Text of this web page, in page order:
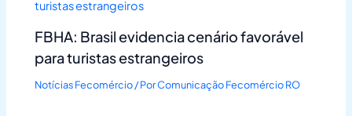
FBHA: Brasil evidencia cenário favorável
para turistas estrangeiros
Notícias Fecomércio/ PorComunicação Fecomércio RO